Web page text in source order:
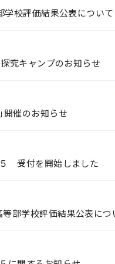
校評価結果公表について
究キャンプのお知らせ
開催のお知らせ
５ 受付を開始しました
部学校評価結果公表につ